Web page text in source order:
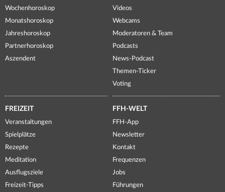
Wochenhoroskop
Monatshoroskop
Jahreshoroskop
Partnerhoroskop
Aszendent
Videos
Webcams
Moderatoren & Team
Podcasts
News-Podcast
Themen-Ticker
Voting
FREIZEIT
Veranstaltungen
Spielplätze
Rezepte
Meditation
Ausflugsziele
Freizeit-Tipps
FFH-WELT
FFH-App
Newsletter
Kontakt
Frequenzen
Jobs
Führungen